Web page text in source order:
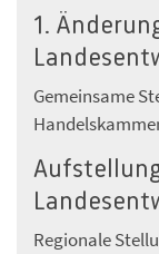
1.
Gemeinsame
Regionale